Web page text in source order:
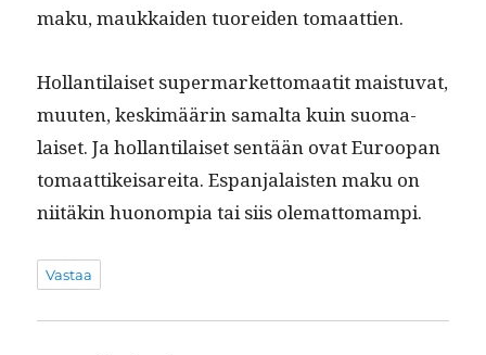
maku, maukkaiden tuor­ei­den tomaattien.
Hol­lan­ti­laiset super­mar­ket­tomaatit mais­tu­vat,
muuten, keskimäärin samal­ta kuin suo­ma­
laiset. Ja hol­lan­ti­laiset sen­tään ovat Euroopan
tomaat­tikeis­are­i­ta. Espan­jalais­ten maku on
niitäkin huonom­pia tai siis olemattomampi.
Vastaa